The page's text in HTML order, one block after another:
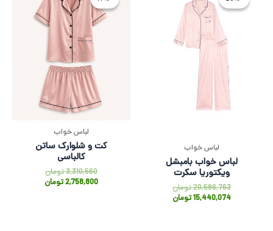
لباس خواب
لباس خواب بامبشل
ویکتوریا سکرت
20,586,763تومان
20,586,763 تومان
15,440,074تومان
15,440,074 تومان
لباس خواب
کت و شلوارک ساتن
کالباسی
3,310,560تومان
بود.
2,758,800تومان
است.